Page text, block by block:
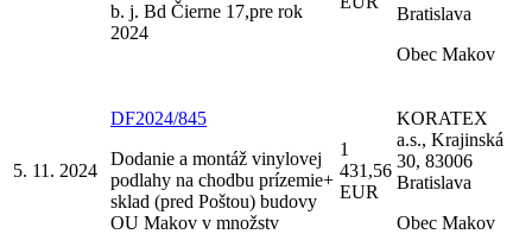
b. j. Bd Čierne 17,pre rok
2024
Bratislava
Obec Makov
5. 11. 2024
DF2024/845
Dodanie a montáž vinylovej
podlahy na chodbu prízemie+
sklad (pred Poštou) budovy
OU Makov v množstv
1
431,56
EUR
KORATEX
a.s., Krajinská
30, 83006
Bratislava
Obec Makov